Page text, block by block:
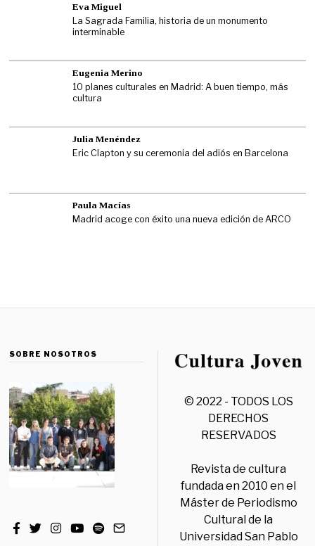
Eva Miguel
La Sagrada Familia, historia de un monumento
interminable
Eugenia Merino
10 planes culturales en Madrid: A buen tiempo, más
cultura
Julia Menéndez
Eric Clapton y su ceremonia del adiós en Barcelona
Paula Macías
Madrid acoge con éxito una nueva edición de ARCO
SOBRE NOSOTROS
© 2022 - TODOS LOS
DERECHOS
RESERVADOS
Revista de cultura
fundada en 2010 en el
Máster de Periodismo
Cultural de la
Universidad San Pablo